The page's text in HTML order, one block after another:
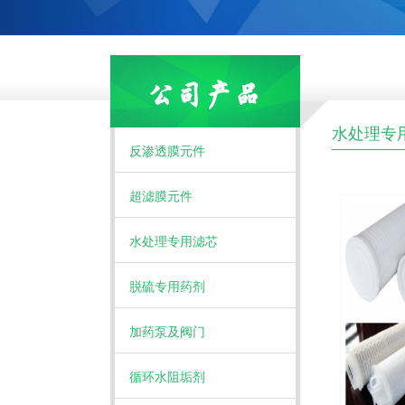
反渗透膜元件
超滤膜元件
水处理专用滤芯
脱硫专用药剂
加药泵及阀门
循环水阻垢剂
水处理专